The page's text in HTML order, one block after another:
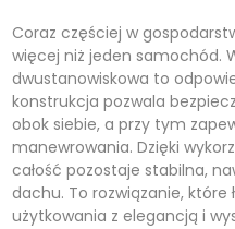
Coraz częściej w
więcej niż jeden samochód.
dwustanowiskowa to
konstrukcja pozwala
obok siebie, a przy tym
manewrowania. Dzięki
całość pozostaje stabilna,
dachu. To rozwiązanie,
użytkowania z elegancją i